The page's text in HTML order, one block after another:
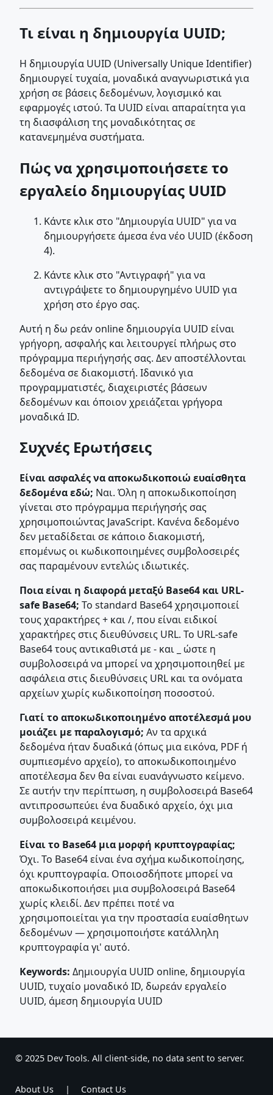
Τι είναι η δημιουργία UUID;
Η δημιουργία UUID (Universally Unique Identifier)
δημιουργεί τυχαία, μοναδικά αναγνωριστικά για
χρήση σε βάσεις δεδομένων, λογισμικό και
εφαρμογές ιστού. Τα UUID είναι απαραίτητα για
τη διασφάλιση της μοναδικότητας σε
κατανεμημένα συστήματα.
Πώς να χρησιμοποιήσετε το
εργαλείο δημιουργίας UUID
Κάντε κλικ στο "Δημιουργία UUID" για να
δημιουργήσετε άμεσα ένα νέο UUID (έκδοση
4).
Κάντε κλικ στο "Αντιγραφή" για να
αντιγράψετε το δημιουργημένο UUID για
χρήση στο έργο σας.
Αυτή η δω ρεάν online δημιουργία UUID είναι
γρήγορη, ασφαλής και λειτουργεί πλήρως στο
πρόγραμμα περιήγησής σας. Δεν αποστέλλονται
δεδομένα σε διακομιστή. Ιδανικό για
προγραμματιστές, διαχειριστές βάσεων
δεδομένων και όποιον χρειάζεται γρήγορα
μοναδικά ID.
Συχνές Ερωτήσεις
Είναι ασφαλές να αποκωδικοποιώ ευαίσθητα
δεδομένα εδώ; Ναι. Όλη η αποκωδικοποίηση
γίνεται στο πρόγραμμα περιήγησής σας
χρησιμοποιώντας JavaScript. Κανένα δεδομένο
δεν μεταδίδεται σε κάποιο διακομιστή,
επομένως οι κωδικοποιημένες συμβολοσειρές
σας παραμένουν εντελώς ιδιωτικές.
Ποια είναι η διαφορά μεταξύ Base64 και URL-
safe Base64; Το standard Base64 χρησιμοποιεί
τους χαρακτήρες + και /, που είναι ειδικοί
χαρακτήρες στις διευθύνσεις URL. Το URL-safe
Base64 τους αντικαθιστά με - και _ ώστε η
συμβολοσειρά να μπορεί να χρησιμοποιηθεί με
ασφάλεια στις διευθύνσεις URL και τα ονόματα
αρχείων χωρίς κωδικοποίηση ποσοστού.
Γιατί το αποκωδικοποιημένο αποτέλεσμά μου
μοιάζει με παραλογισμό; Αν τα αρχικά
δεδομένα ήταν δυαδικά (όπως μια εικόνα, PDF ή
συμπιεσμένο αρχείο), το αποκωδικοποιημένο
αποτέλεσμα δεν θα είναι ευανάγνωστο κείμενο.
Σε αυτήν την περίπτωση, η συμβολοσειρά Base64
αντιπροσωπεύει ένα δυαδικό αρχείο, όχι μια
συμβολοσειρά κειμένου.
Είναι το Base64 μια μορφή κρυπτογραφίας;
Όχι. Το Base64 είναι ένα σχήμα κωδικοποίησης,
όχι κρυπτογραφία. Οποιοσδήποτε μπορεί να
αποκωδικοποιήσει μια συμβολοσειρά Base64
χωρίς κλειδί. Δεν πρέπει ποτέ να
χρησιμοποιείται για την προστασία ευαίσθητων
δεδομένων — χρησιμοποιήστε κατάλληλη
κρυπτογραφία γι' αυτό.
Keywords: Δημιουργία UUID online, δημιουργία
UUID, τυχαίο μοναδικό ID, δωρεάν εργαλείο
UUID, άμεση δημιουργία UUID
© 2025 Dev Tools. All client-side, no data sent to server.
About Us | Contact Us